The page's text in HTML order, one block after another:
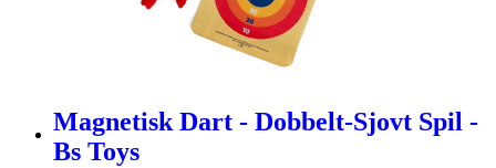
Magnetisk Dart - Dobbelt-Sjovt Spil -
Bs Toys